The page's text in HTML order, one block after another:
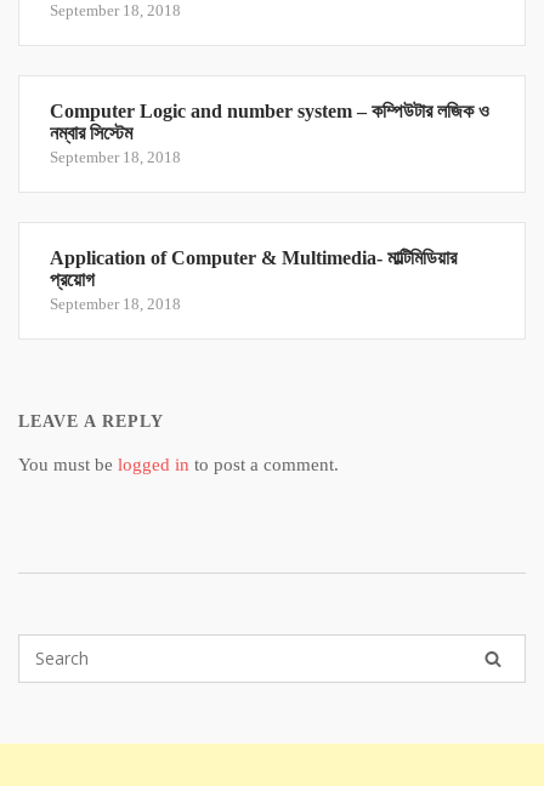
September 18, 2018
Computer Logic and number system – কম্পিউটার লজিক ও
নম্বার সিস্টেম
September 18, 2018
Application of Computer & Multimedia- মাল্টিমিডিয়ার
প্রয়োগ
September 18, 2018
LEAVE A REPLY
You must be logged in to post a comment.